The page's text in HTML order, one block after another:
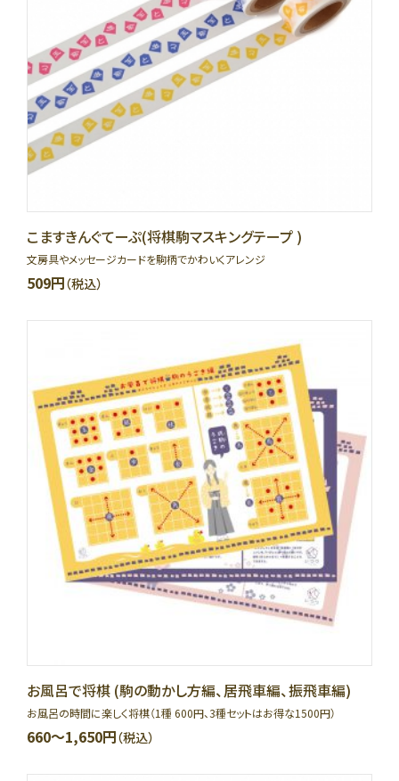
こますきんぐてーぷ(将棋駒マスキングテープ )
文房具やメッセージカードを駒柄でかわいくアレンジ
509円（税込）
お風呂で将棋 (駒の動かし方編、居飛車編、振飛車編)
お風呂の時間に楽しく将棋（1種 600円、3種セットはお得な1500円）
660～1,650円（税込）